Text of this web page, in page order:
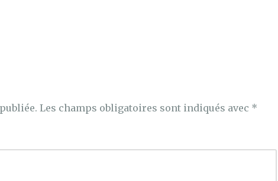
Les champs obligatoires sont indiqués avec *